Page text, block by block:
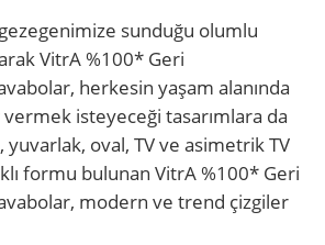
sunduğu olumlu
VitrA %100* Geri
herkesin yaşam alanında
isteyeceği tasarımlara da
oval, TV ve asimetrik TV
formu bulunan VitrA %100* Geri
modern ve trend çizgiler